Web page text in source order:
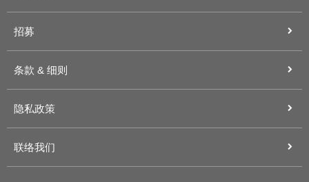
招募
条款 & 细则
隐私政策
联络我们